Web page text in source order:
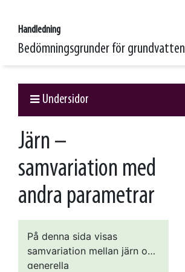
Handledning
Bedömningsgrunder för grundvatten
Undersidor
Järn –
samvariation med
andra parametrar
På denna sida visas
samvariation mellan järn och
generella